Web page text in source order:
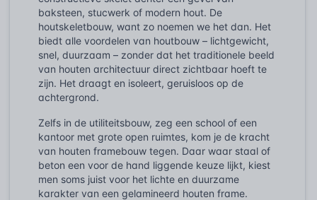
baksteen, stucwerk of modern hout. De
houtskeletbouw, want zo noemen we het dan. Het
biedt alle voordelen van houtbouw – lichtgewicht,
snel, duurzaam – zonder dat het traditionele beeld
van houten architectuur direct zichtbaar hoeft te
zijn. Het draagt en isoleert, geruisloos op de
achtergrond.
Zelfs in de utiliteitsbouw, zeg een school of een
kantoor met grote open ruimtes, kom je de kracht
van houten framebouw tegen. Daar waar staal of
beton een voor de hand liggende keuze lijkt, kiest
men soms juist voor het lichte en duurzame
karakter van een gelamineerd houten frame.